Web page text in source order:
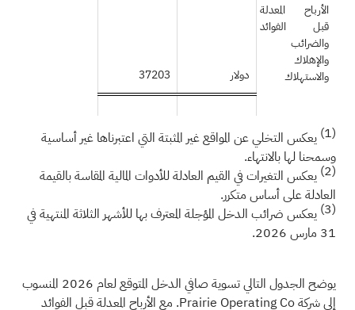
الأرباح المعدلة
قبل الفوائد
والضرائب
والإهلاك
والاستهلاك
دولار 37203
(1) يعكس التخلي عن المواقع غير المثبتة التي اعتبرناها غير أساسية
وسمحنا لها بالانتهاء.
(2) يعكس التغيرات في القيم العادلة للأدوات المالية المقاسة بالقيمة
العادلة على أساس متكرر.
(3) يعكس ضرائب الدخل المؤجلة المعترف بها للأشهر الثلاثة المنتهية في
31 مارس 2026.
يوضح الجدول التالي تسوية صافي الدخل المتوقع لعام 2026 المنسوب
إلى شركة Prairie Operating Co. مع الأرباح المعدلة قبل الفوائد